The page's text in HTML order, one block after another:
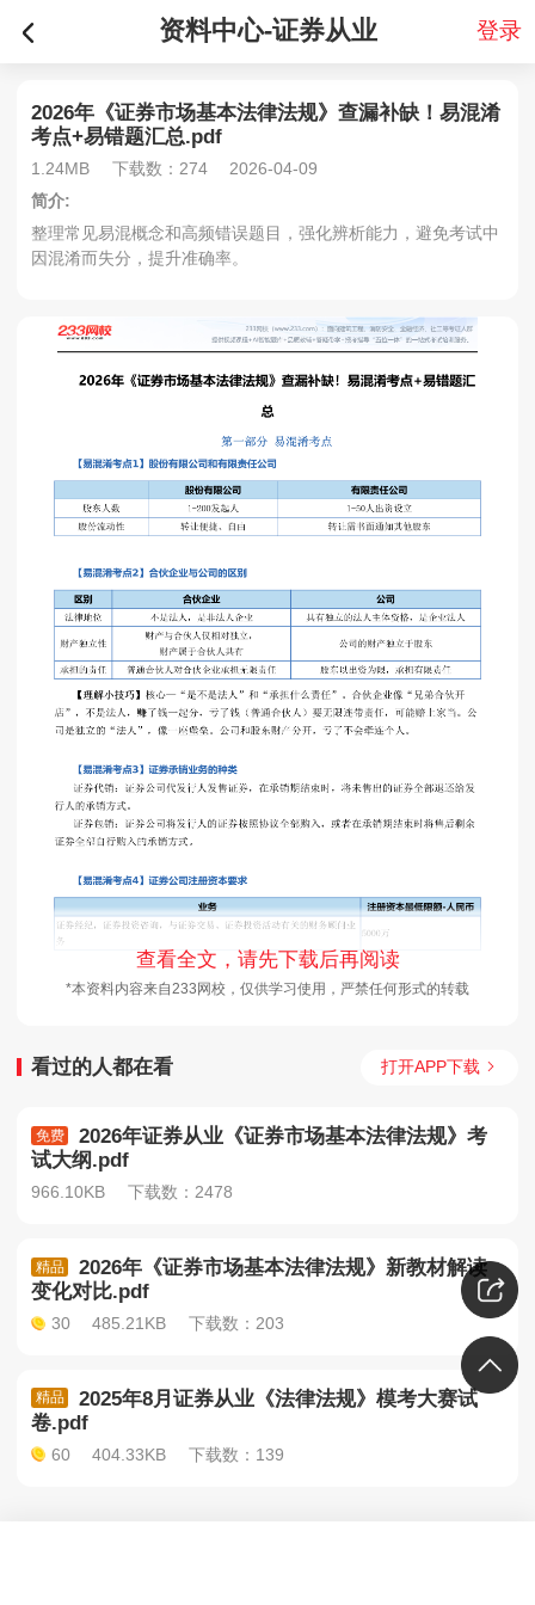
资料中心-证券从业 登录
2026年《证券市场基本法律法规》查漏补缺！易混淆
考点+易错题汇总.pdf
1.24MB 下载数：274
2026-04-09
简介:
整理常见易混概念和高频错误题目，强化辨析能力，避免考试中
因混淆而失分，提升准确率。
查看全文，请先下载后再阅读
*本资料内容来自233网校，仅供学习使用，严禁任何形式的转载
看过的人都在看 打开APP下载
免费
2026年证券从业《证券市场基本法律法规》考
试大纲.pdf
966.10KB 下载数：2478
精品
2026年《证券市场基本法律法规》新教材解读
变化对比.pdf
30 485.21KB 下载数：203
精品
2025年8月证券从业《法律法规》模考大赛试
卷.pdf
60 404.33KB 下载数：139